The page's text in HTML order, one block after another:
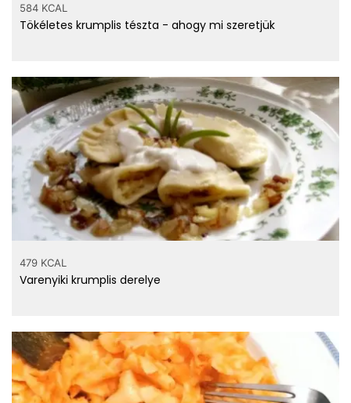
584 KCAL
Tökéletes krumplis tészta - ahogy mi szeretjük
479 KCAL
Varenyiki krumplis derelye